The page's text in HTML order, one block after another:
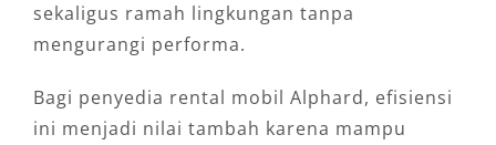
sekaligus ramah lingkungan tanpa
mengurangi performa.
Bagi penyedia rental mobil Alphard, efisiensi
ini menjadi nilai tambah karena mampu